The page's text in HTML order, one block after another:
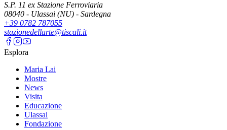
S.P. 11 ex Stazione Ferroviaria
08040 - Ulassai (NU) - Sardegna
+39 0782 787055
stazionedellarte@tiscali.it
Esplora
Maria Lai
Mostre
News
Visita
Educazione
Ulassai
Fondazione